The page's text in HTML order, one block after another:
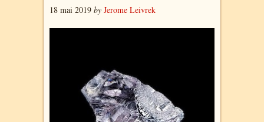
18 mai 2019 by Jerome Leivrek